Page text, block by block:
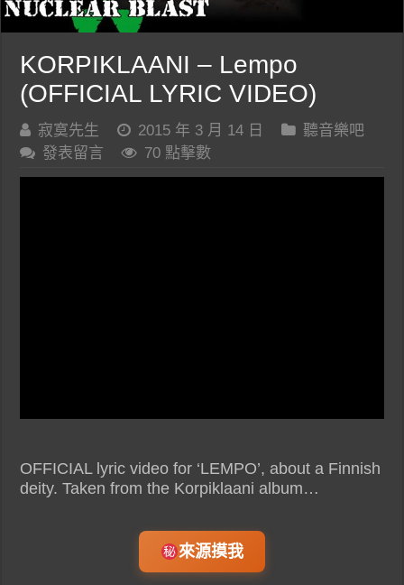
KORPIKLAANI – Lempo
(OFFICIAL LYRIC VIDEO)
寂寞先生 2015 年 3 月 14 日
聽音樂吧
發表留言
70 點擊數
OFFICIAL lyric video for ‘LEMPO’, about a Finnish
deity. Taken from the Korpiklaani album…
來源摸我